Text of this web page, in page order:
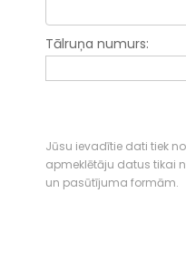
Tālruņa numurs:
Jūsu ievadītie dati tiek
apmeklētāju datus tikai
un pasūtījuma formām.